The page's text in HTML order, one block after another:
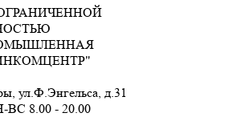
ул.Ф.Энгельса, д.31
ВС 8.00 - 20.00